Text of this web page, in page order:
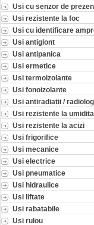
Usi cu senzor de
Usi rezistente la foc
Usi cu identificare
Usi antiglont
Usi antipanica
Usi ermetice
Usi termoizolante
Usi fonoizolante
Usi antiradiatii /
Usi rezistente la
Usi rezistente la acizi
Usi frigorifice
Usi mecanice
Usi electrice
Usi pneumatice
Usi hidraulice
Usi liftate
Usi rabatabile
Usi rulou